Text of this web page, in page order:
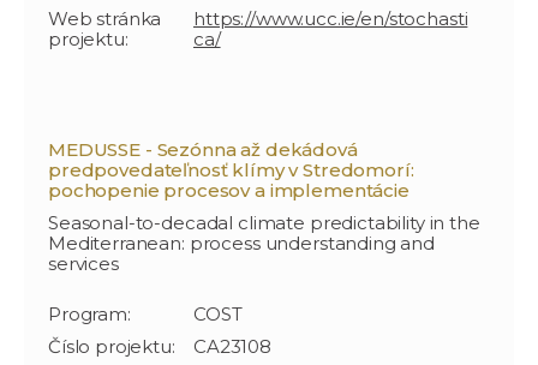
Web stránka
projektu:
https://www.ucc.ie/en/stochasti
ca/
MEDUSSE - Sezónna až dekádová
predpovedateľnosť klímy v Stredomorí:
pochopenie procesov a implementácie
Seasonal-to-decadal climate predictability in the
Mediterranean: process understanding and
services
Program:
COST
Číslo projektu:
CA23108